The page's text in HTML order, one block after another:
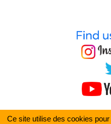
Ce site utilise des cookies